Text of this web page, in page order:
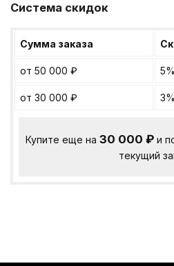
Система скидок
Сумма заказа
от 50 000 ₽ 5%
от 30 000 ₽ 3%
Купите еще на30 000₽ и
текущий